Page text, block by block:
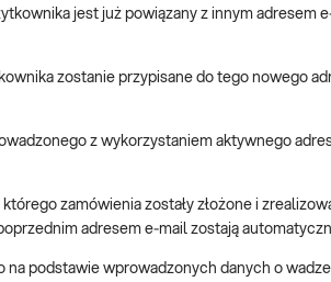
jest już powiązany z innym adresem
zostanie przypisane do tego nowego
z wykorzystaniem aktywnego
zamówienia zostały złożone i
adresem e‑mail zostają
podstawie wprowadzonych danych o